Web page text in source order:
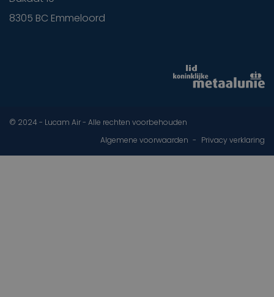
8305 BC Emmeloord
© 2024 - Lucam Air - Alle rechten voorbehouden
Algemene voorwaarden
Privacy verklaring